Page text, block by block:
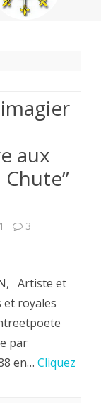
aux
Chute”
3
Artiste et
et royales
par
en… Cliquez